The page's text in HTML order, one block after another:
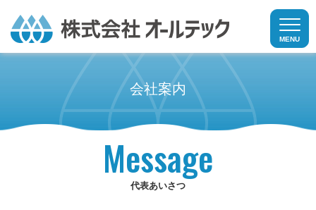
会社案内
Message
代表あいさつ
MENU
ボイラー・熱交換器の補修・メンテナンス
その他の補修・メンテナンス
家庭向け補修サービス